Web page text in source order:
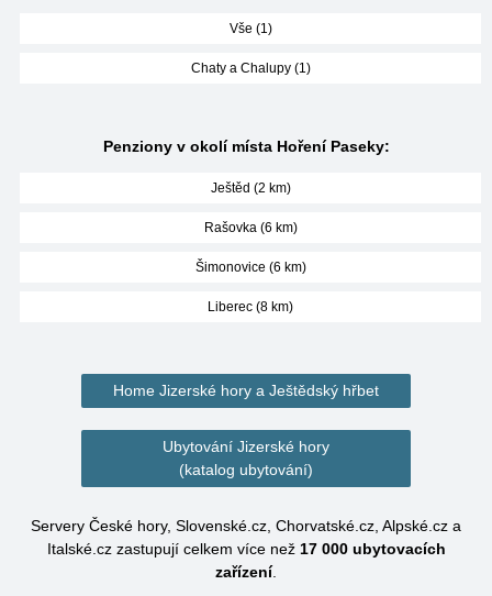
Vše (1)
Chaty a Chalupy (1)
Penziony v okolí místa Hoření Paseky:
Ještěd (2 km)
Rašovka (6 km)
Šimonovice (6 km)
Liberec (8 km)
Home Jizerské hory a Ještědský hřbet
Ubytování Jizerské hory
(katalog ubytování)
Servery České hory, Slovenské.cz, Chorvatské.cz, Alpské.cz a
Italské.cz zastupují celkem více než 17 000ubytovacích
zařízení.